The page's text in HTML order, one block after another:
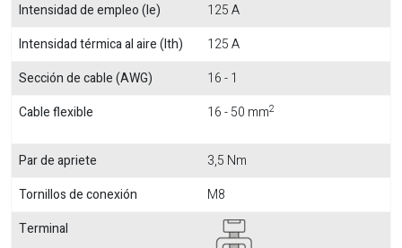
Intensidad de empleo (Ie)
125 A
Intensidad térmica al aire (Ith)
125 A
Sección de cable (AWG)
16 - 1
Cable flexible
16 - 50 mm2
Par de apriete
3,5 Nm
Tornillos de conexión
M8
Terminal